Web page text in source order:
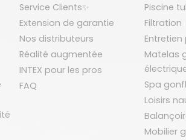
Service Clients✨
Extension de garantie
Nos distributeurs
Réalité augmentée
INTEX pour les pros
FAQ
Piscine
Filtration
Entretien
Matelas
Spa
Loisirs
Mobilier